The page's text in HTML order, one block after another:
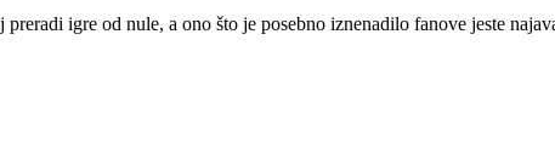
igre od nule, a ono što je posebno iznenadilo fanove jeste